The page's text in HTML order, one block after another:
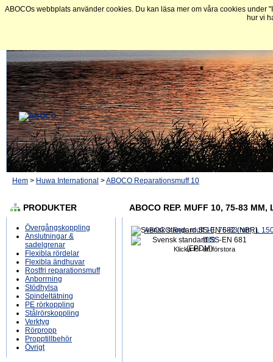
ABOCOs webbplats använder cookies. Du kan läsa mer om våra cookies
hur vi
Hem > Huwa International >ABOCO Reparationsmuff 10
PRODUKTER
Övergångskoppling
Anslutningar &
sadelgrenar
Flexibla rördelar
Flexibla ändhuvar
Rostfri reparationsmuff
Anborrning
Stödhylsa
Spindeltätning
PE rörkoppling
Stålrörskoppling
Verktyg
Rörpropp
Propptillbehör
Övrigt
ABOCO REP. MUFF 10, 75-83 MM,
Klicka för att förstora